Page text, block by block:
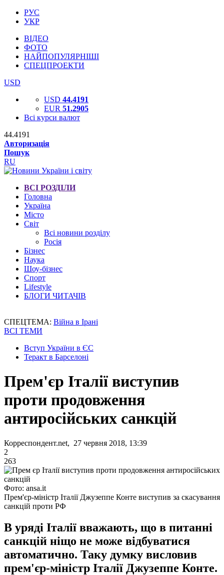
РУС
УКР
ВІДЕО
ФОТО
НАЙПОПУЛЯРНІШІ
СПЕЦПРОЕКТИ
USD
USD 44.4191
EUR 51.2905
Всі курси валют
44.4191
Авторизація
Пошук
RU
ВСІ РОЗДІЛИ
Головна
Україна
Місто
Світ
Всі новини розділу
Росія
Бізнес
Наука
Шоу-бізнес
Спорт
Lifestyle
БЛОГИ ЧИТАЧІВ
СПЕЦТЕМА: Війна в Ірані
ВСІ ТЕМИ
Вступ України в ЄС
Теракт в Барселоні
Прем'єр Італії виступив
проти продовження
антиросійських санкцій
Корреспондент.net, 27 червня 2018, 13:39
2
263
Фото: ansa.it
Прем'єр-міністр Італії Джузеппе Конте виступив за скасування
санкцій проти РФ
В уряді Італії вважають, що в питанні
санкцій ніщо не може відбуватися
автоматично. Таку думку висловив
прем'єр-міністр Італії Джузеппе Конте.